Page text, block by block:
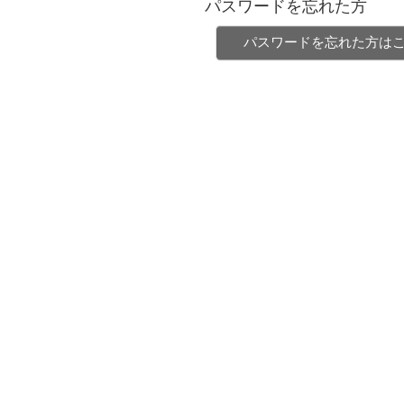
パスワードを忘れた方
パスワードを忘れた方は